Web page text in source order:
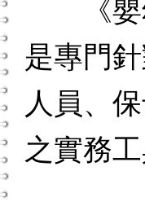
《嬰幼
是專門
人員、
之實務